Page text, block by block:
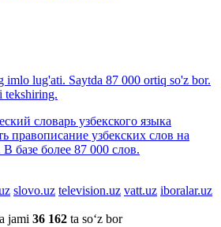
lug'ati. Saytda 87 000 ortiq so'z bor.
tekshiring.
словарь узбекского языка
правописание узбекских слов на
базе более 87 000 слов.
slovo.uz television.uz vatt.uz iboralar.uz
jami 36 162 ta so‘z bor